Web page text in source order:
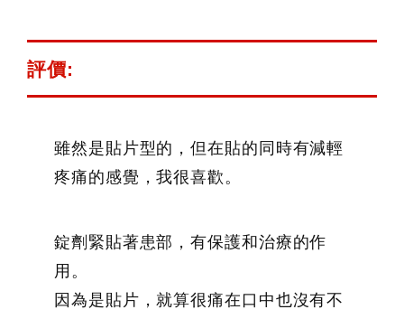
評價:
雖然是貼片型的，但在貼的同時有減輕
疼痛的感覺，我很喜歡。
錠劑緊貼著患部，有保護和治療的作
用。
因為是貼片，就算很痛在口中也沒有不